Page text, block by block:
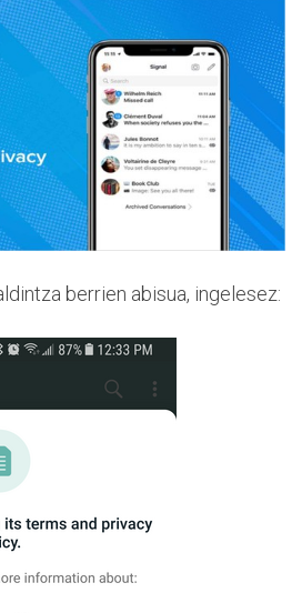
berrien abisua, ingelesez: